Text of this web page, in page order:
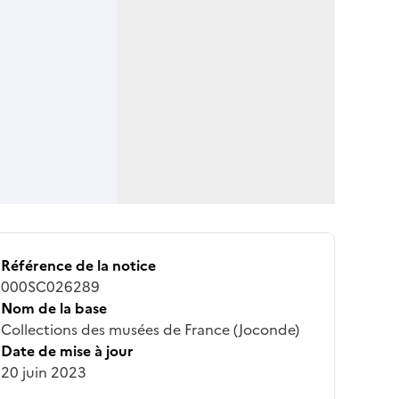
Référence de la notice
000SC026289
Nom de la base
Collections des musées de France (Joconde)
Date de mise à jour
20 juin 2023